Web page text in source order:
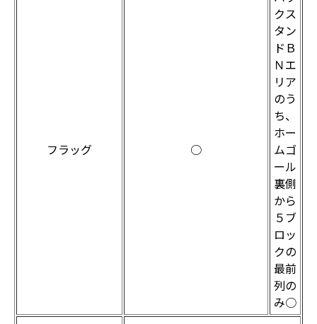
フラッグ ○
クス
タン
ドＢ
Ｎエ
リア
のう
ち、
ホー
ムゴ
ール
裏側
から
５ブ
ロッ
クの
最前
列の
み○